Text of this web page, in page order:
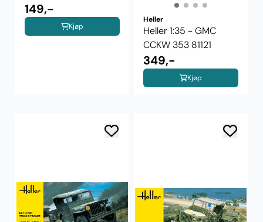
149,-
Kjøp
Heller
Heller 1:35 - GMC
CCKW 353 81121
349,-
Kjøp